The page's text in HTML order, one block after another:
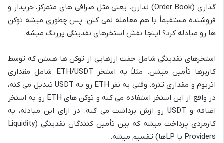
گذاری (Order Book) ندارن. یعنی مثل صرافی های متمرکز، خریدار و
فروشنده مستقیماً با هم معامله نمی کنن. پس چطوری میشه توکن
ها رو مبادله کرد؟ اینجا نقش استخرهای نقدینگی پررنگ میشه.
استخرهای نقدینگی شامل جفت ارزهایی از توکن ها هستن که توسط
کاربرها تأمین میشن. مثلاً یه استخر ETH/USDT شامل مقداری
اتریوم و مقداری تتره. وقتی یه نفر ETH رو به USDT تبدیل می کنه،
در واقع از این استخر استفاده می کنه و توکن های ETH رو به استخر
اضافه و USDT رو ازش برداشت می کنه. در ازای این مبادله، یه
کارمزدی پرداخت میشه که بین تأمین کنندگان نقدینگی (Liquidity
Providers یا LPها) تقسیم میشه.